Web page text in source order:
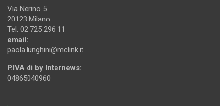
Via Nerino 5
20123 Milano
Tel. 02 725 296 11
email:
paola.lunghini@mclink.it
P.IVA di by Internews:
04865040960
.